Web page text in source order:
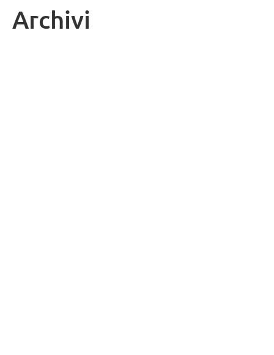
Archivi